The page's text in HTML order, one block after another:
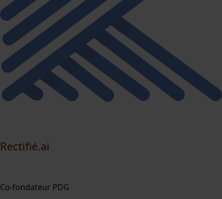
Rectifié.ai
Co-fondateur PDG